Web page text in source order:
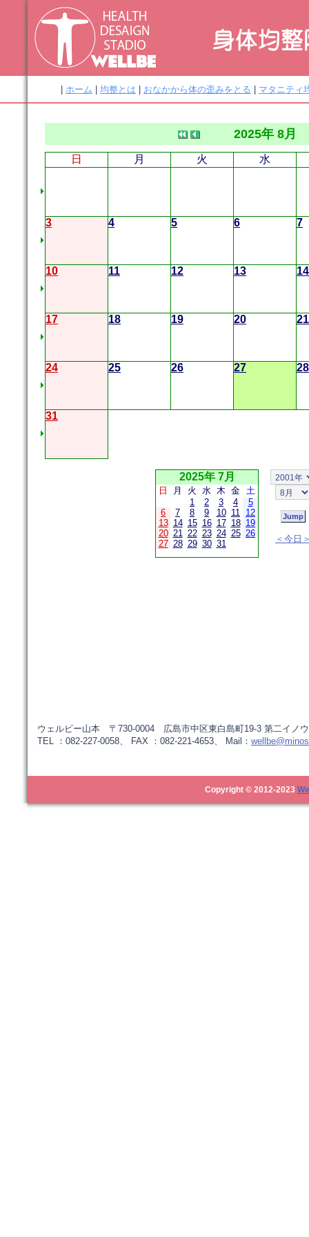
ホーム 均整とは おなかから体の歪みをとる マタニティ
2025年 8月
日 月 火 水
3 4 5 6 7
10 11 12 13 14
17 18 19 20 21
24 25 26 27 28
31
2025年 7月
日 月 火 水 木 金 土
1
2 3 4
5
6
7 8 9 10 11 12
13 14 15 16 17 18 19
20 21 22 23 24 25 26
27 28 29 30 31 ＜今日
ウェルビー山本 〒730-0004 広島市中区東白島町19-3 第二イノ
TEL ：082-227-0058、 FAX ：082-221-4653、 Mail：
Copyright © 2012-2023